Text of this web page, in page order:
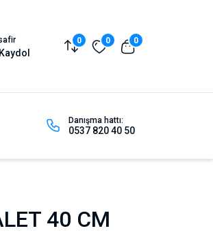
0 0 0
Danışma hattı:
0537 820 40 50
40 CM